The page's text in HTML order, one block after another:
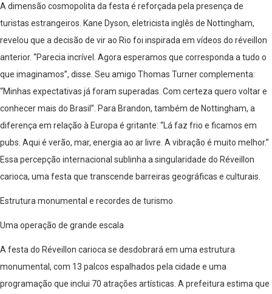
A dimensão cosmopolita da festa é reforçada pela presença de
turistas estrangeiros. Kane Dyson, eletricista inglês de Nottingham,
revelou que a decisão de vir ao Rio foi inspirada em vídeos do réveillon
anterior. “Parecia incrível. Agora esperamos que corresponda a tudo o
que imaginamos”, disse. Seu amigo Thomas Turner complementa:
“Minhas expectativas já foram superadas. Com certeza quero voltar e
conhecer mais do Brasil”. Para Brandon, também de Nottingham, a
diferença em relação à Europa é gritante: “Lá faz frio e ficamos em
pubs. Aqui é verão, mar, energia ao ar livre. A vibração é muito melhor.”
Essa percepção internacional sublinha a singularidade do Réveillon
carioca, uma festa que transcende barreiras geográficas e culturais.
Estrutura monumental e recordes de turismo
Uma operação de grande escala
A festa do Réveillon carioca se desdobrará em uma estrutura
monumental, com 13 palcos espalhados pela cidade e uma
programação que inclui 70 atrações artísticas. A prefeitura estima que